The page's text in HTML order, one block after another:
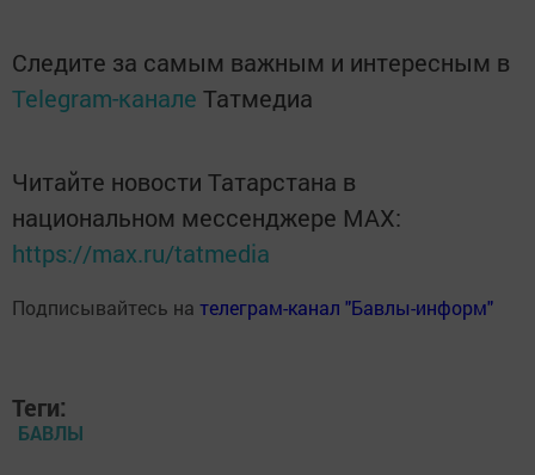
Следите за самым важным и интересным в
Telegram-канале Татмедиа
Читайте новости Татарстана в
национальном мессенджере MАХ:
https://max.ru/tatmedia
Подписывайтесь на телеграм-канал "Бавлы-информ"
Теги:
БАВЛЫ